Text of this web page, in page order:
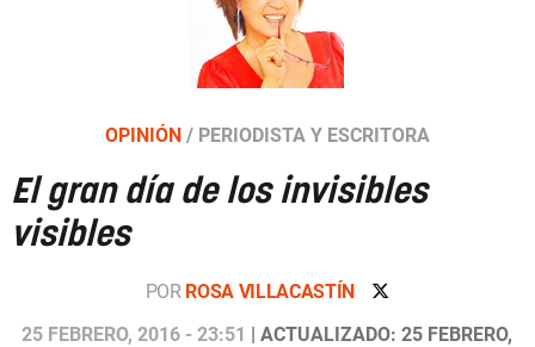
OPINIÓN / PERIODISTA Y ESCRITORA
El gran día de los invisibles
visibles
POR ROSA VILLACASTÍN
25 FEBRERO, 2016 - 23:51 | ACTUALIZADO: 25 FEBRERO,